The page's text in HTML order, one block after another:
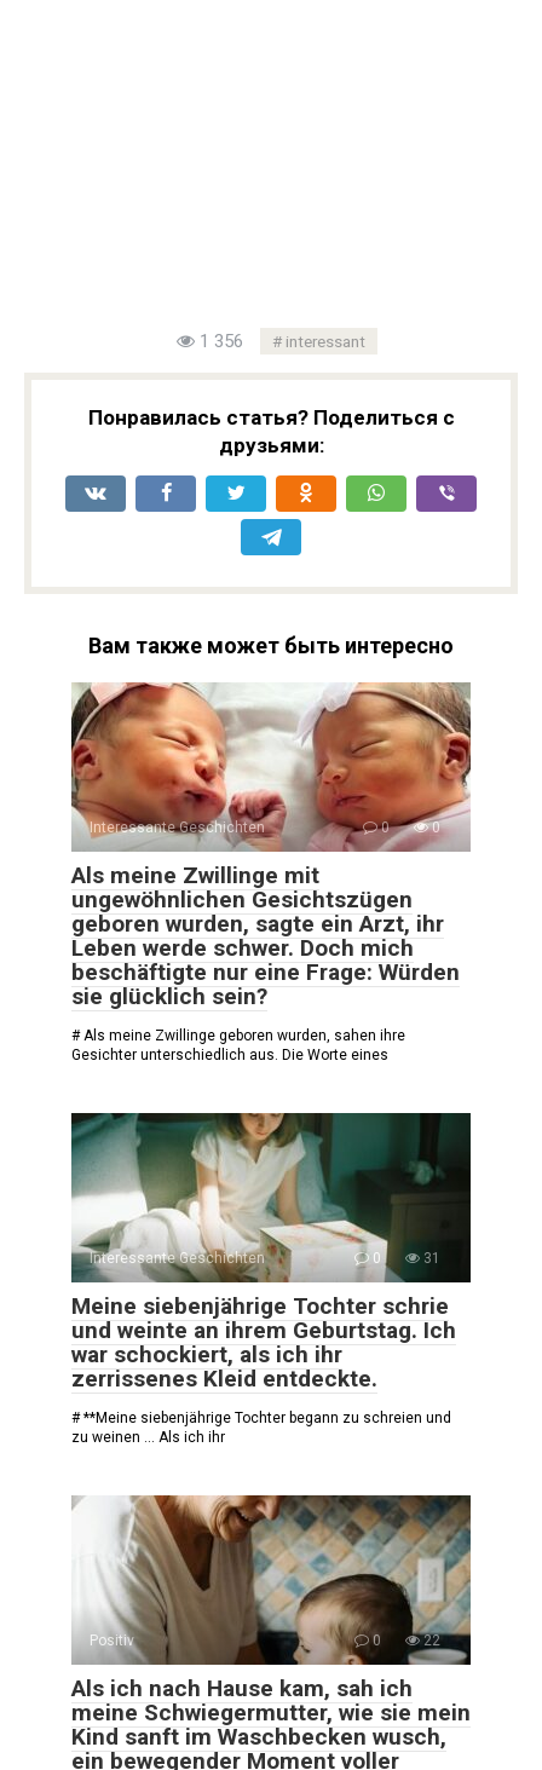
1 356 interessant
Понравилась статья? Поделиться с
друзьями:
Вам также может быть интересно
Interessante Geschichten 0 0
Als meine Zwillinge mit
ungewöhnlichen Gesichtszügen
geboren wurden, sagte ein Arzt, ihr
Leben werde schwer. Doch mich
beschäftigte nur eine Frage: Würden
sie glücklich sein?
# Als meine Zwillinge geboren wurden, sahen ihre
Gesichter unterschiedlich aus. Die Worte eines
Interessante Geschichten 0 31
Meine siebenjährige Tochter schrie
und weinte an ihrem Geburtstag. Ich
war schockiert, als ich ihr
zerrissenes Kleid entdeckte.
# **Meine siebenjährige Tochter begann zu schreien und
zu weinen … Als ich ihr
Positiv 0 22
Als ich nach Hause kam, sah ich
meine Schwiegermutter, wie sie mein
Kind sanft im Waschbecken wusch,
ein bewegender Moment voller